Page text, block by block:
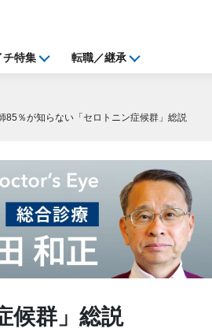
チ特集 転職／継承
85％が知らない「セロトニン症候群」総説
候群」総説